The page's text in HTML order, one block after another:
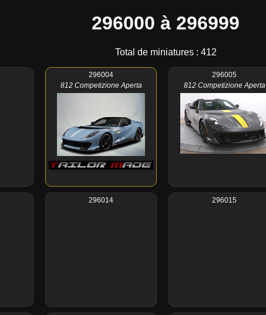
296000 à 296999
Total de miniatures : 412
296004
812 Competizione Aperta
296005
812 Competizione Aperta
296014 296015